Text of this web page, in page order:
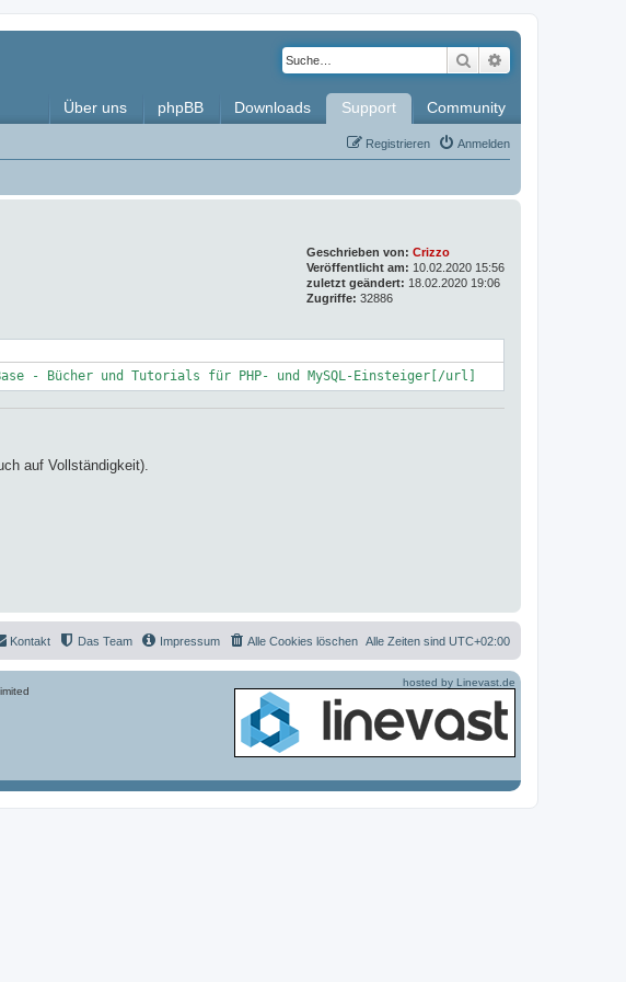
Suche
Über uns phpBB Downloads Support Community
Anmelden
Registrieren
Geschrieben von: Crizzo
Veröffentlicht am: 10.02.2020 15:56
zuletzt geändert: 18.02.2020 19:06
Zugriffe: 32886
Base - Bücher und Tutorials für PHP- und MySQL-Einsteiger[/url]
auf Vollständigkeit).
Alle Zeiten sind UTC+02:00
Alle Cookies löschen
Impressum
Das Team
Kontakt
hosted by Linevast.de